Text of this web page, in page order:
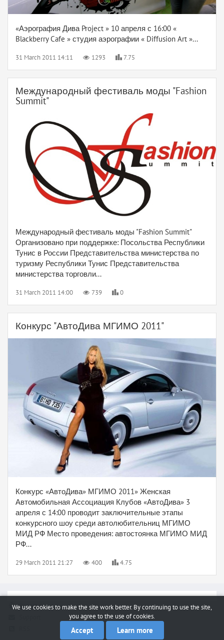
«Аэрография Дива Project » 10 апреля с 16:00 «
Blackberry Cafe » студия аэрографии « Diffusion Art »...
31 March 2011 14:11 1293 7.75
Международный фестиваль моды "Fashion
Summit"
Международный фестиваль моды "Fashion Summit"
Организовано при поддержке: Посольства Республики
Тунис в России Представительства министерства по
туризму Республики Тунис Представительства
министерства торговли...
31 March 2011 14:00 739 0
Конкурс "АвтоДива МГИМО 2011"
Конкурс «АвтоДива» МГИМО 2011» Женская
Автомобильная Ассоциация Клубов «АвтоДива» 3
апреля с 14:00 проводит заключительные этапы
конкурсного шоу среди автолюбительниц МГИМО
МИД РФ Место проведения: автостоянка МГИМО МИД
РФ...
29 March 2011 21:27 400 4.75
Report a bug
We use cookies to make the site work better. By continuing to use the site,
you agree to the use of cookies.
Accept Learn more